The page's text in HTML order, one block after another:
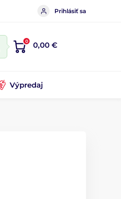
Prihlásiť sa
0 0,00 €
Výpredaj